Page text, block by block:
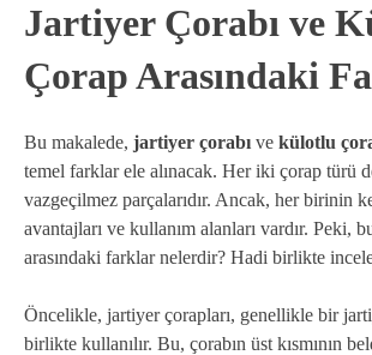
Jartiyer Çorabı ve
Çorap Arasındaki
Bu makalede, jartiyer çorabı ve külotlu
temel farklar ele alınacak. Her iki çorap türü
vazgeçilmez parçalarıdır. Ancak, her birinin
avantajları ve kullanım alanları vardır. Peki,
arasındaki farklar nelerdir? Hadi birlikte
Öncelikle, jartiyer çorapları, genellikle bir
birlikte kullanılır. Bu, çorabın üst kısmının